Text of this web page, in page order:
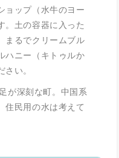
ョップ（水牛のヨー
。土の容器に入った
まるでクリームブル
ハニー（キトゥルか
い。
が深刻な町。中国系
住民用の水は考えて